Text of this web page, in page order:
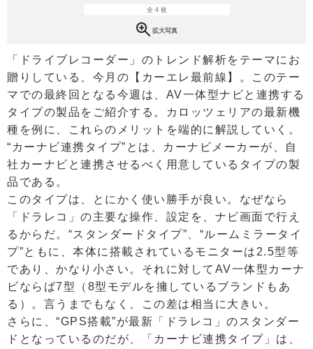
全 4 枚
拡大写真
「ドライブレコーダー」のトレンド解析をテーマにお
贈りしている、今月の【カーエレ最前線】。このテー
マでの最終回となる今週は、AV一体型ナビと連携する
タイプの製品をご紹介する。カロッツェリアの最新機
種を例に、これらのメリットを端的に解説していく。
“カーナビ連携タイプ”とは、カーナビメーカーが、自
社カーナビと連携させるべく用意しているタイプの製
品である。
このタイプは、とにかく使い勝手が良い。なぜなら
「ドラレコ」の主要な操作、設定を、ナビ画面で行え
るからだ。“スタンダードタイプ”、“ルームミラータイ
プ”ともに、本体に搭載されているモニターは2.5型等
であり、かなり小さい。それに対してAV一体型カーナ
ビならば7型（8型モデルを擁しているブランドもあ
る）。言うまでもなく、この差は相当に大きい。
さらに、“GPS搭載”が最新「ドラレコ」のスタンダー
ドとなっているのだが、「カーナビ連携タイプ」は、